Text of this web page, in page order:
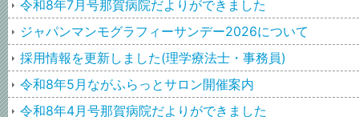
令和8年7月号那賀病院だよりができました
ジャパンマンモグラフィーサンデー2026について
採用情報を更新しました(理学療法士・事務員)
令和8年5月ながふらっとサロン開催案内
令和8年4月号那賀病院だよりができました